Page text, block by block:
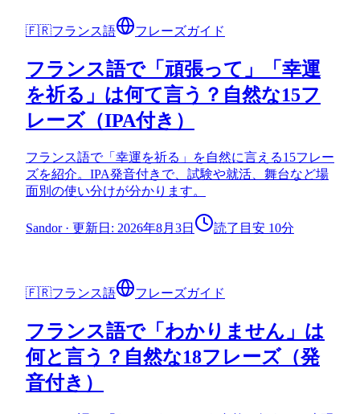
🇫🇷フランス語 フレーズガイド
フランス語で「頑張って」「幸運
を祈る」は何て言う？自然な15フ
レーズ（IPA付き）
フランス語で「幸運を祈る」を自然に言える15フレー
ズを紹介。IPA発音付きで、試験や就活、舞台など場
面別の使い分けが分かります。
Sandor· 更新日: 2026年8月3日 読了目安 10分
🇫🇷フランス語 フレーズガイド
フランス語で「わかりません」は
何と言う？自然な18フレーズ（発
音付き）